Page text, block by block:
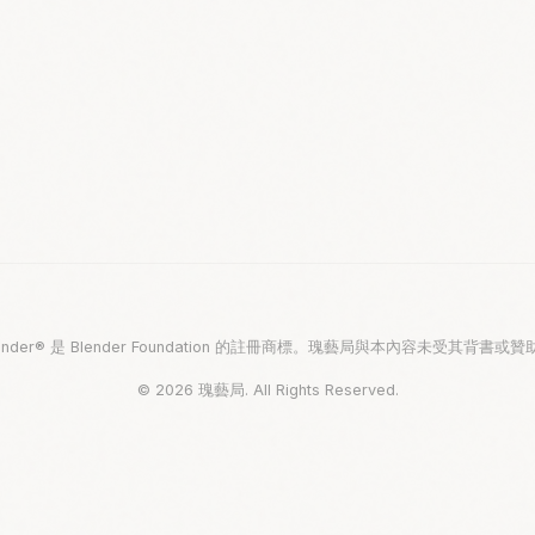
是 Blender Foundation 的註冊商標。瑰藝局與本內容未受其背書或贊
© 2026 瑰藝局. All Rights Reserved.